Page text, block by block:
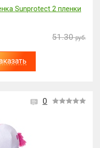
Sunprotect 2 пленки
51.30 руб.
0